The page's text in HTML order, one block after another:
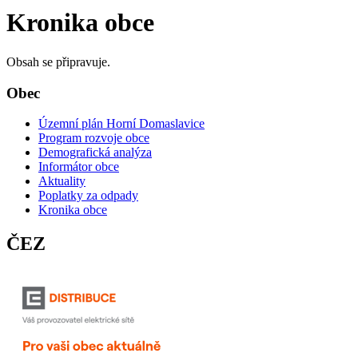
Kronika obce
Obsah se připravuje.
Obec
Územní plán Horní Domaslavice
Program rozvoje obce
Demografická analýza
Informátor obce
Aktuality
Poplatky za odpady
Kronika obce
ČEZ